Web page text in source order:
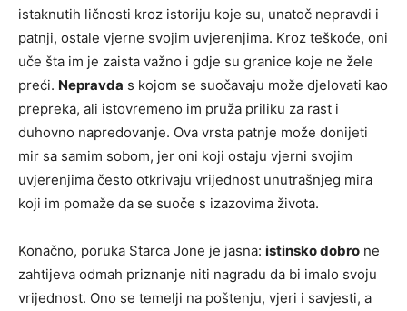
istaknutih ličnosti kroz istoriju koje su, unatoč nepravdi i
patnji, ostale vjerne svojim uvjerenjima. Kroz teškoće, oni
uče šta im je zaista važno i gdje su granice koje ne žele
preći. Nepravda s kojom se suočavaju može djelovati kao
prepreka, ali istovremeno im pruža priliku za rast i
duhovno napredovanje. Ova vrsta patnje može donijeti
mir sa samim sobom, jer oni koji ostaju vjerni svojim
uvjerenjima često otkrivaju vrijednost unutrašnjeg mira
koji im pomaže da se suoče s izazovima života.
Konačno, poruka Starca Jone je jasna: istinsko dobro ne
zahtijeva odmah priznanje niti nagradu da bi imalo svoju
vrijednost. Ono se temelji na poštenju, vjeri i savjesti, a